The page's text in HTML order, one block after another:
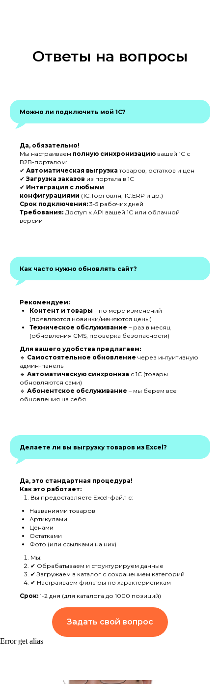
Ответы на вопросы
Можно ли подключить мой 1С?
Да, обязательно!
Мы настраиваем полную синхронизацию вашей 1С с
B2B-порталом:
✔ Автоматическая выгрузка товаров, остатков и цен
✔ Загрузка заказов из портала в 1С
✔ Интеграция с любыми
конфигурациями (1С:Торговля, 1С:ERP и др.)
Срок подключения: 3-5 рабочих дней
Требования: Доступ к API вашей 1С или облачной
версии
Как часто нужно обновлять сайт?
Рекомендуем:
Контент и товары – по мере изменений
(появляются новинки/меняются цены)
Техническое обслуживание – раз в месяц
(обновления CMS, проверка безопасности)
Для вашего удобства предлагаем:
🔹 Самостоятельное обновление через интуитивную
админ-панель
🔹 Автоматическую синхрониза с 1С (товары
обновляются сами)
🔹 Абонентское обслуживание – мы берем все
обновления на себя
Делаете ли вы выгрузку товаров из Excel?
Да, это стандартная процедура!
Как это работает:
Вы предоставляете Excel-файл с:
Названиями товаров
Артикулами
Ценами
Остатками
Фото (или ссылками на них)
Мы:
✔ Обрабатываем и структурируем данные
✔ Загружаем в каталог с сохранением категорий
✔ Настраиваем фильтры по характеристикам
Срок: 1-2 дня (для каталога до 1000 позиций)
Задать свой вопрос
Error get alias